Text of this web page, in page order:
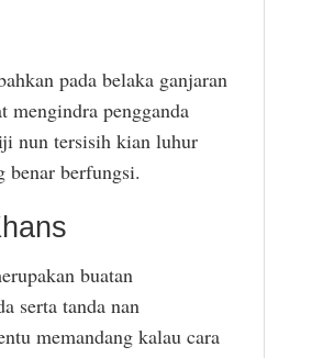
pada belaka ganjaran
mengindra pengganda
nun tersisih kian luhur
benar berfungsi.
buatan
serta tanda nan
memandang kalau cara